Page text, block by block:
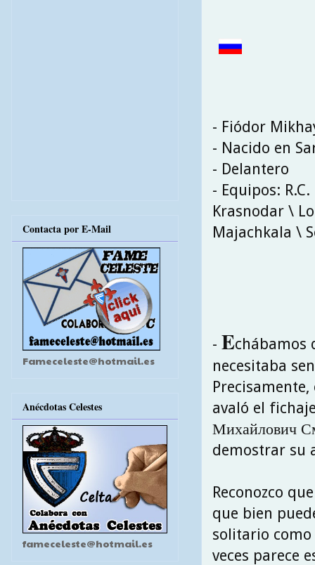
- Fiódor
- Nacido en
- Delantero
- Equipos:
Krasnodar \
Majachkala \
- Echábamos
necesitaba
avaló el
Михайлович
demostrar su
Reconozco
que bien
solitario como
veces parece
Contacta por E-Mail
Fameceleste@hotmail.es
Anécdotas Celestes
fameceleste@hotmail.es